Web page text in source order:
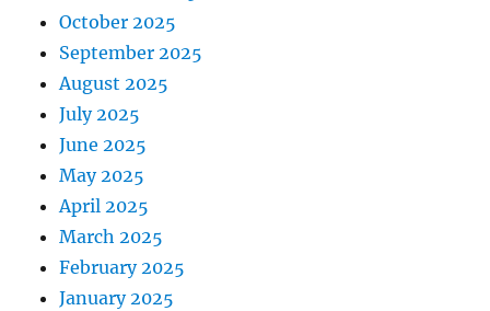
October 2025
September 2025
August 2025
July 2025
June 2025
May 2025
April 2025
March 2025
February 2025
January 2025